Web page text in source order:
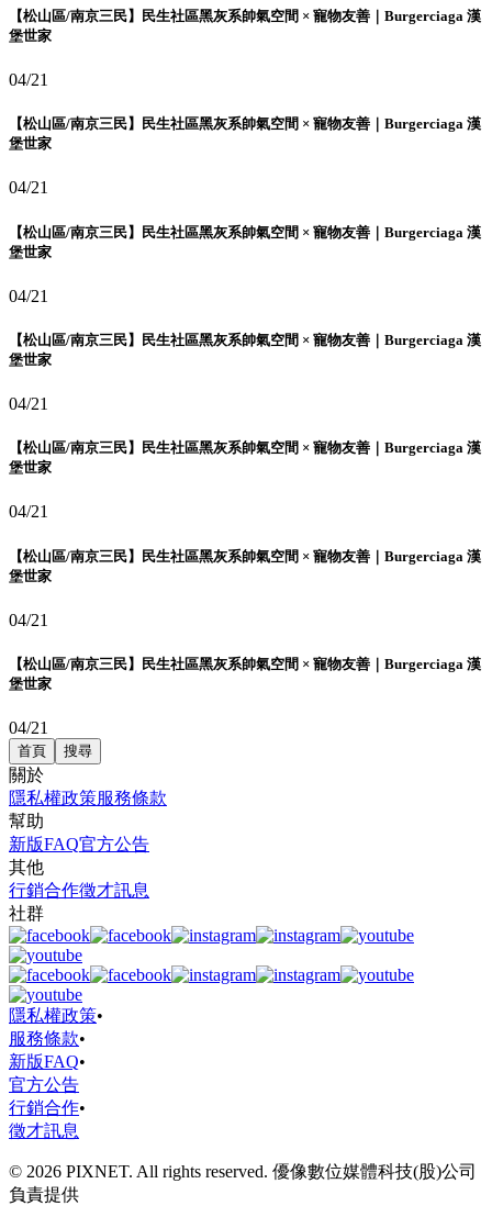
【松山區/南京三民】民生社區黑灰系帥氣空間 × 寵物友善｜Burgerciaga 漢
堡世家
04/21
【松山區/南京三民】民生社區黑灰系帥氣空間 × 寵物友善｜Burgerciaga 漢
堡世家
04/21
【松山區/南京三民】民生社區黑灰系帥氣空間 × 寵物友善｜Burgerciaga 漢
堡世家
04/21
【松山區/南京三民】民生社區黑灰系帥氣空間 × 寵物友善｜Burgerciaga 漢
堡世家
04/21
【松山區/南京三民】民生社區黑灰系帥氣空間 × 寵物友善｜Burgerciaga 漢
堡世家
04/21
【松山區/南京三民】民生社區黑灰系帥氣空間 × 寵物友善｜Burgerciaga 漢
堡世家
04/21
【松山區/南京三民】民生社區黑灰系帥氣空間 × 寵物友善｜Burgerciaga 漢
堡世家
04/21
首頁 搜尋
關於
隱私權政策服務條款
幫助
新版FAQ官方公告
其他
行銷合作徵才訊息
社群
隱私權政策•
服務條款•
新版FAQ•
官方公告
行銷合作•
徵才訊息
© 2026 PIXNET. All rights reserved. 優像數位媒體科技(股)公司
負責提供